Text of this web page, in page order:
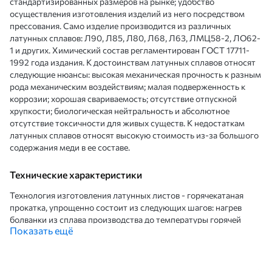
осуществления изготовления изделий из него посредством
прессования. Само изделие производится из различных
латунных сплавов: Л90, Л85, Л80, Л68, Л63, ЛМЦ58-2, ЛО62-
1 и других. Химический состав регламентирован ГОСТ 17711-
1992 года издания. К достоинствам латунных сплавов относят
следующие нюансы: высокая механическая прочность к разным
рода механическим воздействиям; малая подверженность к
коррозии; хорошая свариваемость; отсутствие отпускной
хрупкости; биологическая нейтральность и абсолютное
отсутствие токсичности для живых существ. К недостаткам
латунных сплавов относят высокую стоимость из-за большого
содержания меди в ее составе.
Технические характеристики
Технология изготовления латунных листов - горячекатаная
прокатка, упрощенно состоит из следующих шагов: нагрев
болванки из сплава производства до температуры горячей
обработки (ковки); следующим этапом осуществляется
Показать ещё